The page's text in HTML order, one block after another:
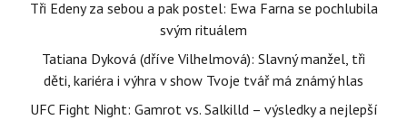
Tři Edeny za sebou a pak postel: Ewa Farna se pochlubila
svým rituálem
Tatiana Dyková (dříve Vilhelmová): Slavný manžel, tři
děti, kariéra i výhra v show Tvoje tvář má známý hlas
UFC Fight Night: Gamrot vs. Salkilld – výsledky a nejlepší